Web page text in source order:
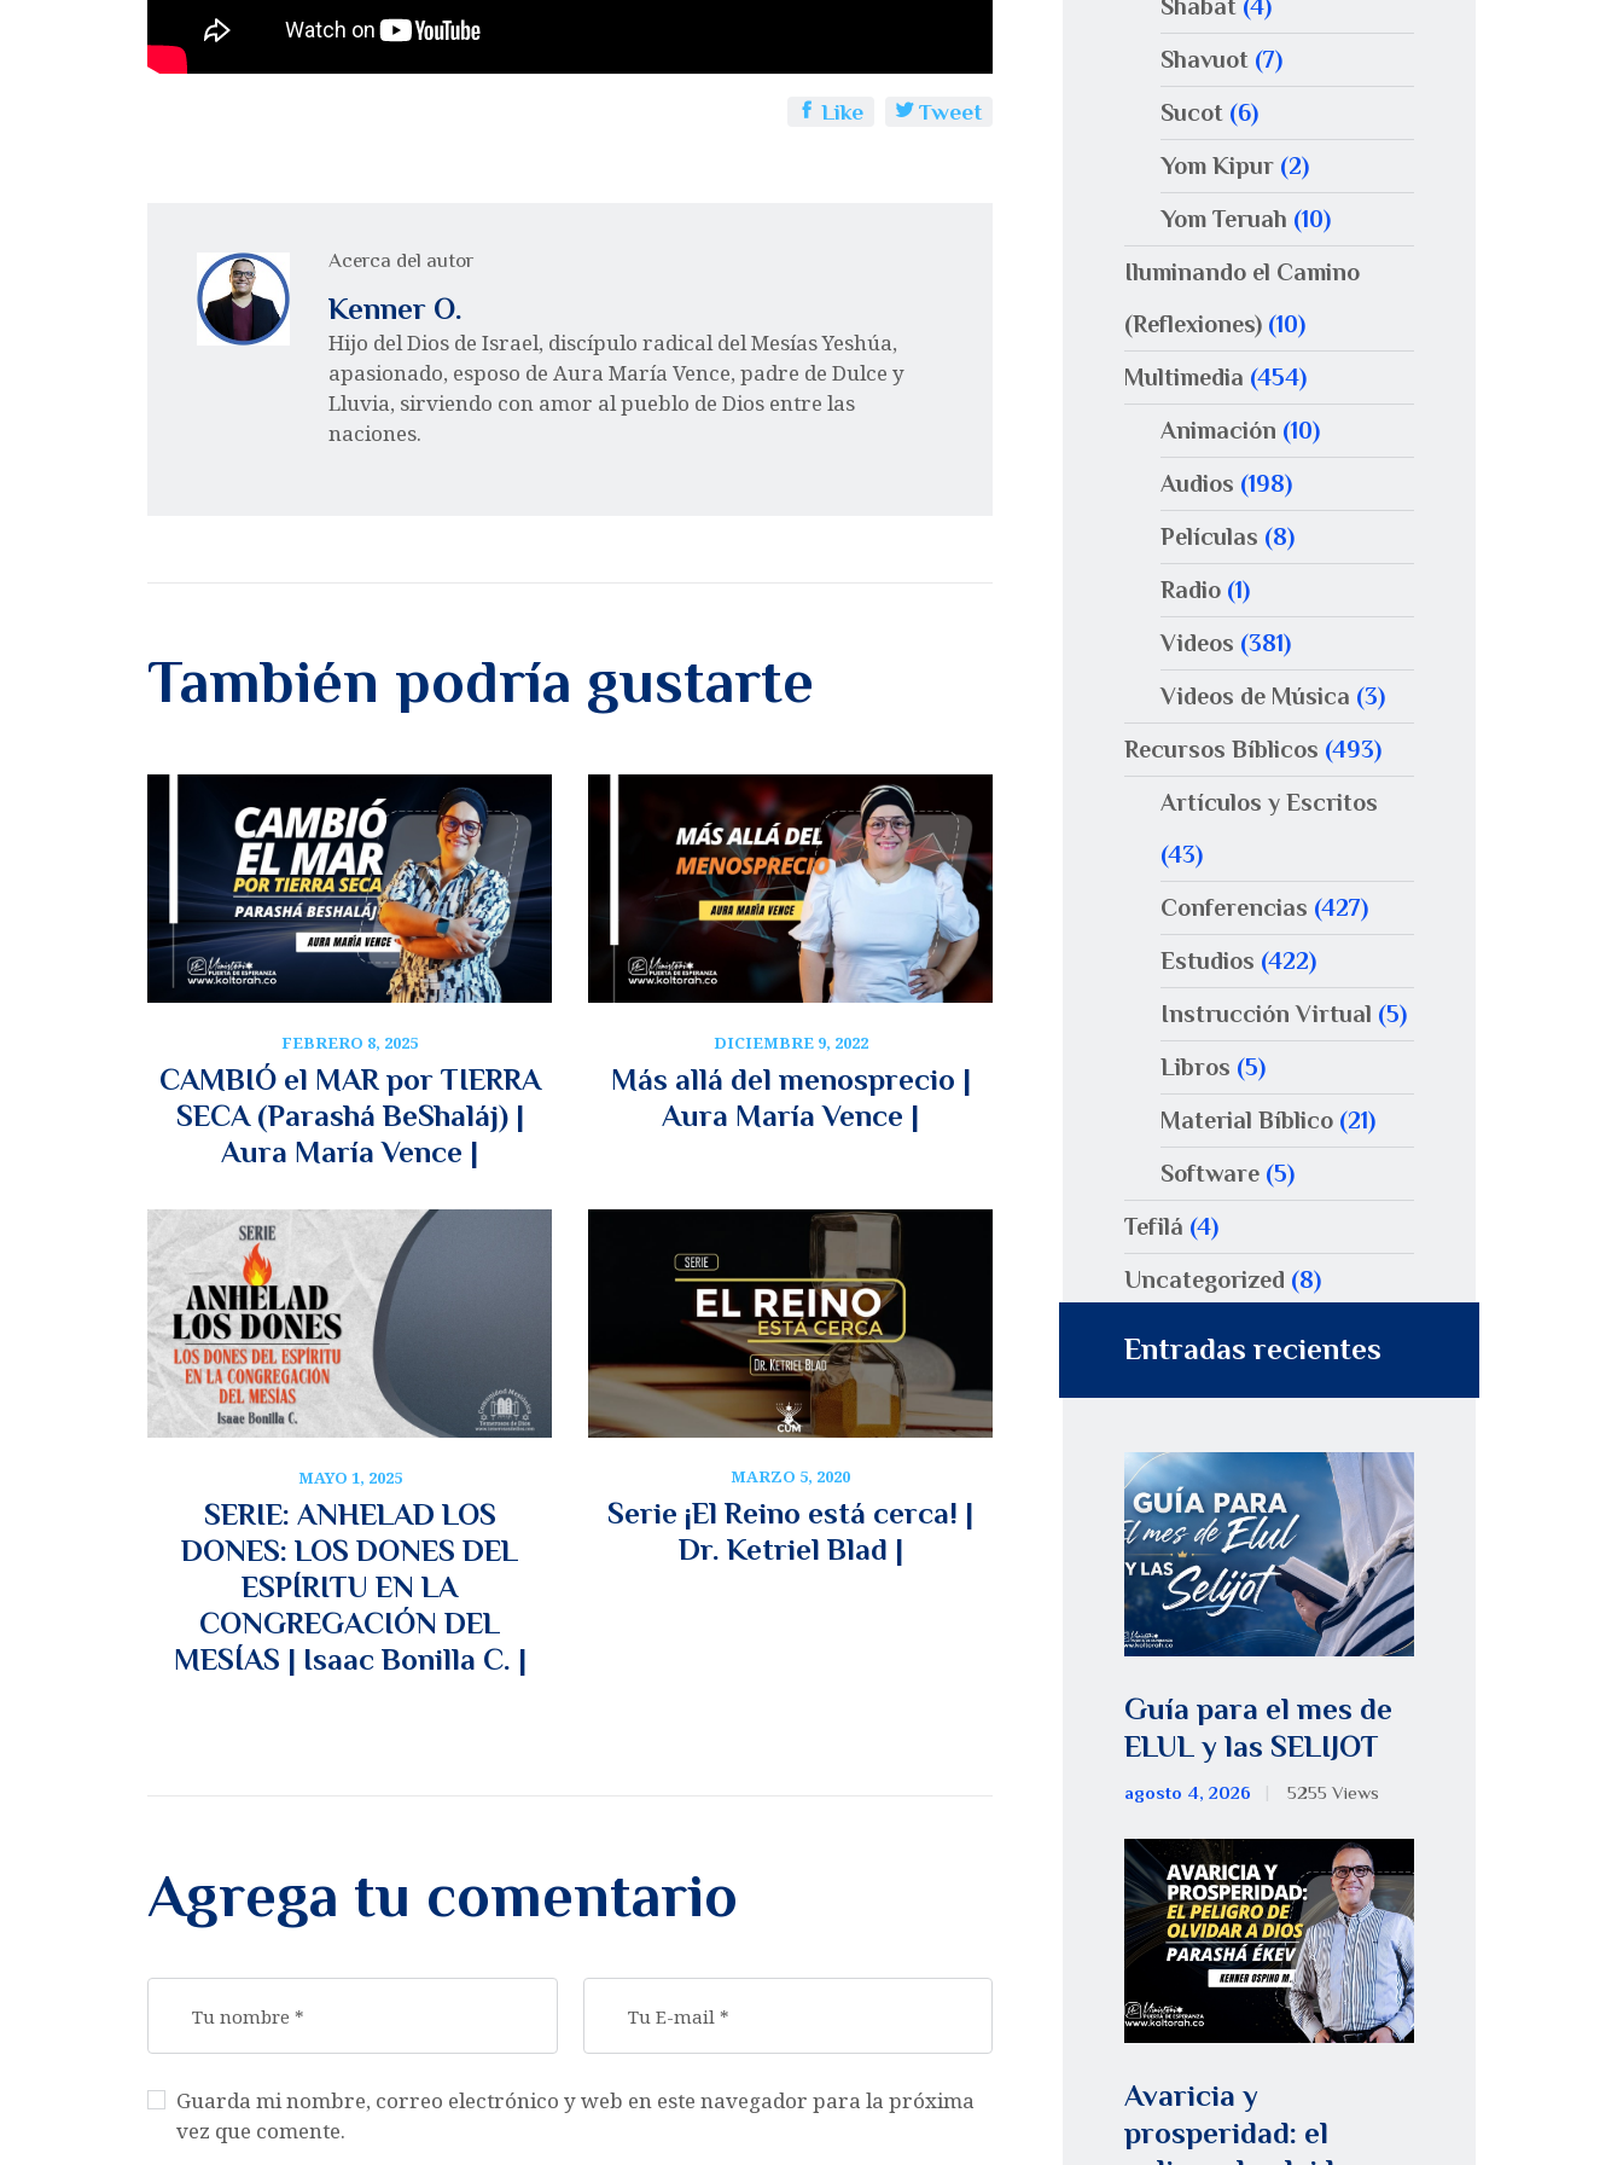
Like Tweet
Acerca del autor
Kenner O.
Hijo del Dios de Israel, discípulo radical del Mesías Yeshúa,
apasionado, esposo de Aura María Vence, padre de Dulce y
Lluvia, sirviendo con amor al pueblo de Dios entre las
naciones.
También podría gustarte
FEBRERO 8, 2025
CAMBIÓ el MAR por TIERRA
SECA (Parashá BeShaláj) |
Aura María Vence |
DICIEMBRE 9, 2022
Más allá del menosprecio |
Aura María Vence |
MAYO 1, 2025
SERIE: ANHELAD LOS
DONES: LOS DONES DEL
ESPÍRITU EN LA
CONGREGACIÓN DEL
MESÍAS | Isaac Bonilla C. |
MARZO 5, 2020
Serie ¡El Reino está cerca! |
Dr. Ketriel Blad |
Agrega tu comentario
Guarda mi nombre, correo electrónico y web en este navegador para la próxima
vez que comente.
Shabat (4)
Shavuot (7)
Sucot (6)
Yom Kipur (2)
Yom Teruah (10)
Iluminando el Camino
(Reflexiones) (10)
Multimedia (454)
Animación (10)
Audios (198)
Películas (8)
Radio (1)
Videos (381)
Videos de Música (3)
Recursos Bíblicos (493)
Artículos y Escritos
(43)
Conferencias (427)
Estudios (422)
Instrucción Virtual (5)
Libros (5)
Material Bíblico (21)
Software (5)
Tefilá (4)
Uncategorized (8)
Entradas recientes
Guía para el mes de
ELUL y las SELIJOT
agosto 4, 2026 5255 Views
Avaricia y
prosperidad: el